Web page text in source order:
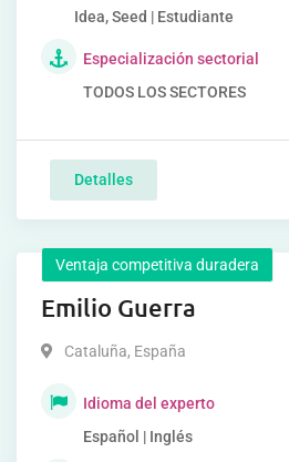
Idea, Seed | Estudiante
Especialización sectorial
TODOS LOS SECTORES
Detalles
Ventaja competitiva duradera
Emilio Guerra
Cataluña, España
Idioma del experto
Español | Inglés